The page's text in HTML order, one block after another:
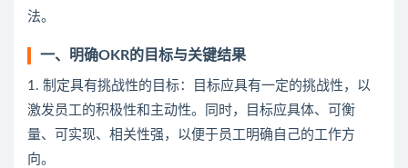
法。
一、明确OKR的目标与关键结果
1. 制定具有挑战性的目标：目标应具有一定的挑战性，以
激发员工的积极性和主动性。同时，目标应具体、可衡
量、可实现、相关性强，以便于员工明确自己的工作方
向。